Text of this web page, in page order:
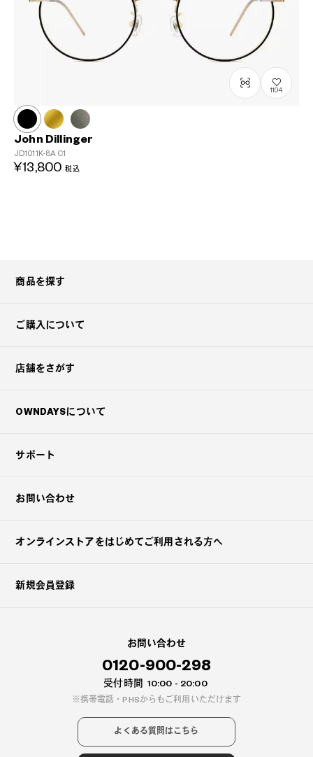
1104
John Dillinger
JD1011K-8A C1
¥13,800 税込
商品を探す
ご購入について
店舗をさがす
OWNDAYSについて
サポート
お問い合わせ
オンラインストアをはじめてご利用される方へ
新規会員登録
お問い合わせ
0120-900-298
受付時間 10:00 - 20:00
携帯電話・PHSからもご利用いただけます
よくある質問はこちら